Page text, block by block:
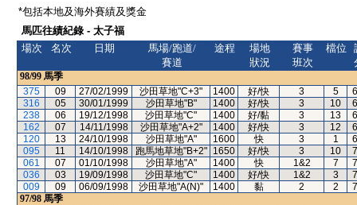
*包括本地及海外賽績及獎金
馬匹往績紀錄 - 太子福
場次
名次 日期
馬場/跑道/
賽道
途程
場地
狀況
賽事
班次
檔位
98/99 馬季
375
09 27/02/1999 沙田草地"C+3" 1400 好/快 3 5
316
05 30/01/1999 沙田草地"B" 1400 好/快 3 10
238
06 19/12/1998 沙田草地"C" 1400 好/黏 3 13
162
07 14/11/1998 沙田草地"A+2" 1400 好/快 3 12
120
13 24/10/1998 沙田草地"A" 1600 快 3 1
095
11 14/10/1998 跑馬地草地"B+2" 1650 好/快 3 10
061
07 01/10/1998 沙田草地"A" 1400 快 1&2 7
036
03 19/09/1998 沙田草地"C" 1400 好/快 1&2 3
009
09 06/09/1998 沙田草地"A(N)" 1400 黏 2 2
97/98 馬季